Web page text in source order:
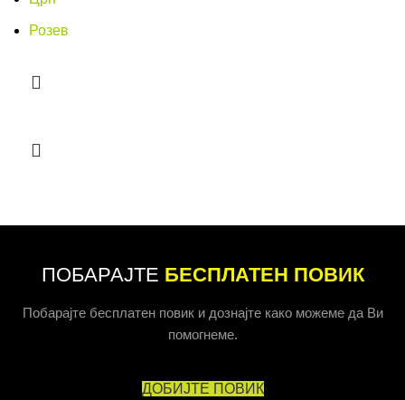
Розев
ПОБАРАЈТЕ БЕСПЛАТЕН ПОВИК
Побарајте бесплатен повик и дознајте како можеме да Ви
помогнеме.
ДОБИЈТЕ ПОВИК